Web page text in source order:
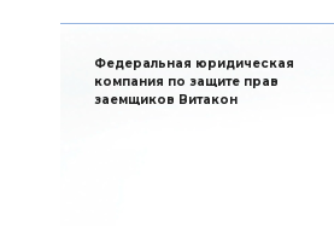
Федеральная юридическая
компания по защите прав
заемщиков Витакон